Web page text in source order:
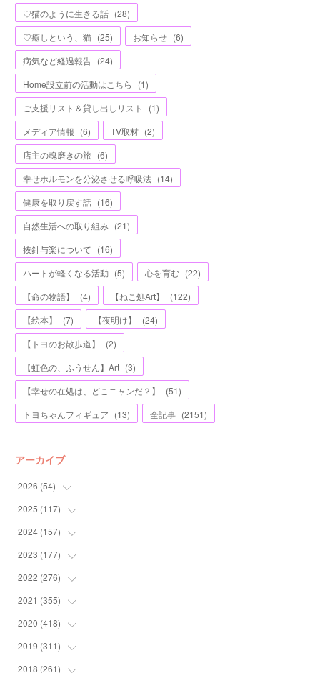
♡猫のように生きる話 (28)
♡癒しという、猫 (25) お知らせ (6)
病気など経過報告 (24)
Home設立前の活動はこちら
(1)
ご支援リスト＆貸し出しリスト
(1)
メディア情報 (6) TV取材 (2)
店主の魂磨きの旅 (6)
幸せホルモンを分泌させる呼吸法 (14)
健康を取り戻す話 (16)
自然生活への取り組み (21)
抜針与楽について (16)
ハートが軽くなる活動 (5) 心を育む (22)
【命の物語】
(4) 【ねこ処Art】 (122)
【絵本】
(7) 【夜明け】 (24)
【トヨのお散歩道】
(2)
【虹色の、ふうせん】Art (3)
【幸せの在処は、どこニャンだ？】
(51)
トヨちゃんフィギュア (13) 全記事 (2151)
アーカイブ
2026 (54)
(2)
(5)
(7)
(11
(8)
(6)
(8)
( 7)
2025 (117)
(11
(12
(12
(13
(6)
(5)
(3)
2024 (157)
(13
(13
(10
(13
(11
(11
2023 (177)
(20
(10
(11
(13
(15
2022 (276)
(17
(16
(21
(21
2021 (355)
(19
(12
(16
2020 (418)
(44
(59
2019 (311)
(25
2018 (261)